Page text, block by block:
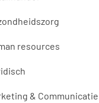
resources
& Communicatie